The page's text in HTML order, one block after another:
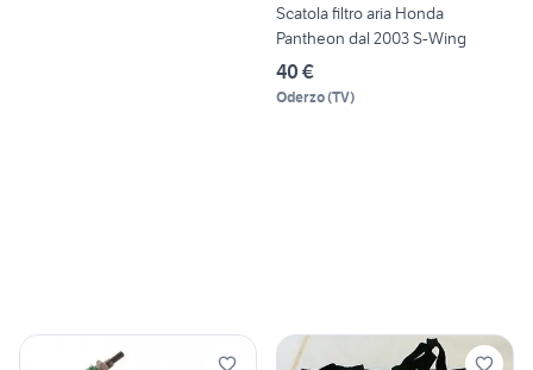
Scatola filtro aria Honda
Pantheon dal 2003 S-Wing
40 €
Oderzo(TV)